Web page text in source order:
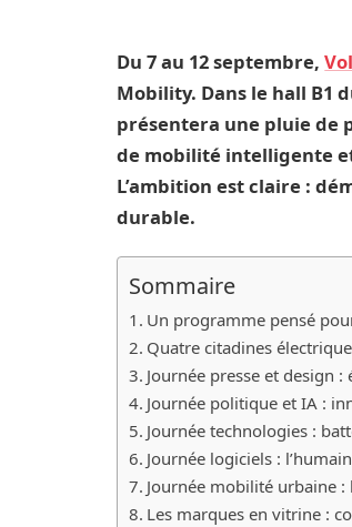
Du 7 au 12 septembre,
Mobility. Dans le hall B1
présentera une pluie de
de mobilité intelligente
L’ambition est claire :
durable.
Sommaire
Un programme pensé
Quatre citadines
Journée presse et design
Journée politique et IA :
Journée technologies :
Journée logiciels :
Journée mobilité urbaine
Les marques en vitrine :